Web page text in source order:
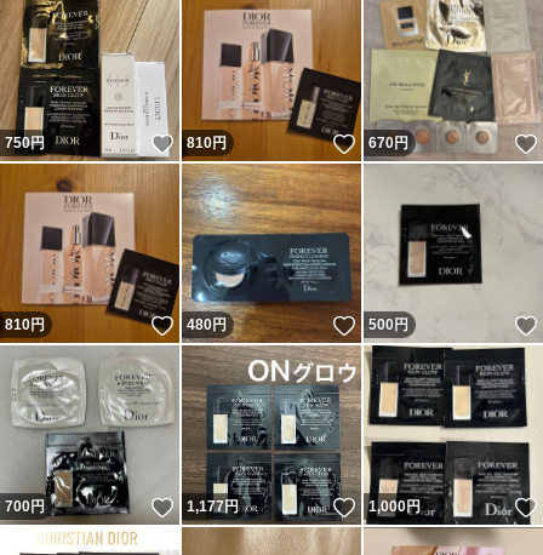
750円 いいね！
810円 いいね！
670円
810円 いいね！
480円 いいね！
500円
700円 いいね！
1,177円 いいね！
1,000円